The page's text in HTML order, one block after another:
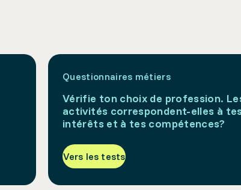
Questionnaires métiers
Vérifie ton choix de profession.
activités correspondent-elles à
intérêts et à tes compétences?
Vers les tests